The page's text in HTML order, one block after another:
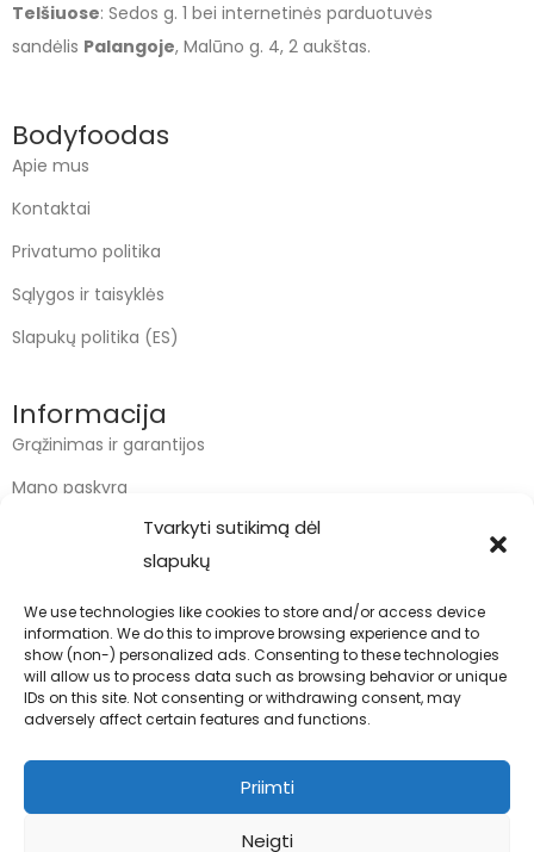
Tvarkyti sutikimą dėl
slapukų
We use technologies like cookies to store and/or access device
information. We do this to improve browsing experience and to
show (non-) personalized ads. Consenting to these technologies
will allow us to process data such as browsing behavior or unique
IDs on this site. Not consenting or withdrawing consent, may
adversely affect certain features and functions.
Priimti
Neigti
Telšiuose: Sedos g. 1 bei internetinės parduotuvės
sandėlis Palangoje, Malūno g. 4, 2 aukštas.
Bodyfoodas
Apie mus
Kontaktai
Privatumo politika
Sąlygos ir taisyklės
Slapukų politika (ES)
Informacija
Grąžinimas ir garantijos
Mano paskyra
Kontaktai
info@bodyfoodas.lt
+370 600 77017
Visos teisės saugomos © Bodyfoodas.lt 2026